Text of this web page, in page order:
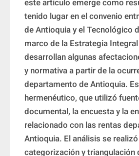
este artículo emerge como
tenido lugar en el convenio
de Antioquia y el Tecnológico
marco de la Estrategia
desarrollan algunas
y normativa a partir de la
departamento de Antioquia.
hermenéutico, que utilizó
documental, la encuesta y la
relacionado con las rentas
Antioquia. El análisis se
categorización y